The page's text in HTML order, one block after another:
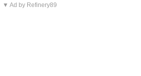
▼ Ad by Refinery89